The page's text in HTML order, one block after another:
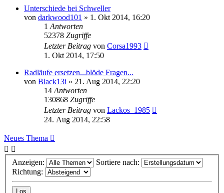
Unterschiede bei Schweller
von darkwood101 » 1. Okt 2014, 16:20
1 Antworten
52378 Zugriffe
Letzter Beitrag von Corsa1993
1. Okt 2014, 17:50
Radläufe ersetzen...blöde Fragen...
von Black13i » 21. Aug 2014, 22:20
14 Antworten
130868 Zugriffe
Letzter Beitrag von Lackos_1985
24. Aug 2014, 22:58
Neues Thema
Anzeigen:
Sortiere nach:
Richtung: